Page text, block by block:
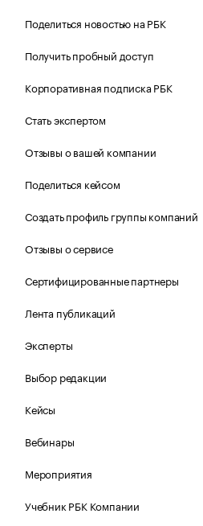
Поделиться новостью на РБК
Получить пробный доступ
Корпоративная подписка РБК
Стать экспертом
Отзывы о вашей компании
Поделиться кейсом
Создать профиль группы компаний
Отзывы о сервисе
Сертифицированные партнеры
Лента публикаций
Эксперты
Выбор редакции
Кейсы
Вебинары
Мероприятия
Учебник РБК Компании